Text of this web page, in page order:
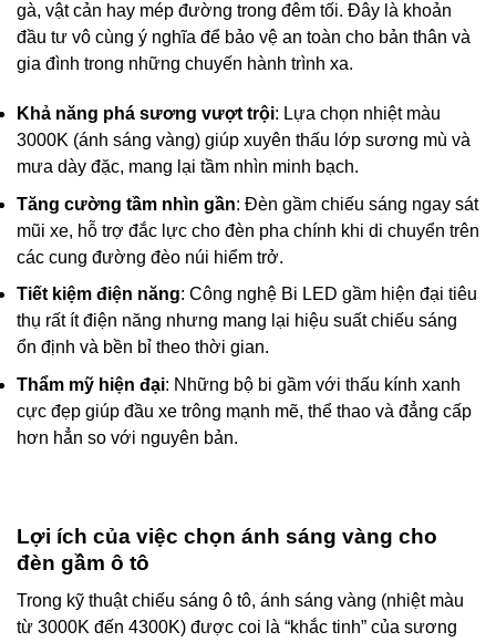
gà, vật cản hay mép đường trong đêm tối. Đây là khoản
đầu tư vô cùng ý nghĩa để bảo vệ an toàn cho bản thân và
gia đình trong những chuyến hành trình xa.
Khả năng phá sương vượt trội: Lựa chọn nhiệt màu
3000K (ánh sáng vàng) giúp xuyên thấu lớp sương mù và
mưa dày đặc, mang lại tầm nhìn minh bạch.
Tăng cường tầm nhìn gần: Đèn gầm chiếu sáng ngay sát
mũi xe, hỗ trợ đắc lực cho đèn pha chính khi di chuyển trên
các cung đường đèo núi hiểm trở.
Tiết kiệm điện năng: Công nghệ Bi LED gầm hiện đại tiêu
thụ rất ít điện năng nhưng mang lại hiệu suất chiếu sáng
ổn định và bền bỉ theo thời gian.
Thẩm mỹ hiện đại: Những bộ bi gầm với thấu kính xanh
cực đẹp giúp đầu xe trông mạnh mẽ, thể thao và đẳng cấp
hơn hẳn so với nguyên bản.
Lợi ích của việc chọn ánh sáng vàng cho
đèn gầm ô tô
Trong kỹ thuật chiếu sáng ô tô, ánh sáng vàng (nhiệt màu
từ 3000K đến 4300K) được coi là “khắc tinh” của sương